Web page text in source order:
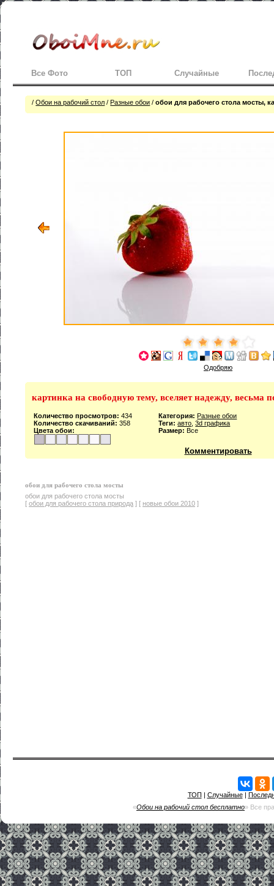
Все Фото ТОП Случайные
/Обои на рабочий стол / Разные обои /обои для рабочего стола мосты,
Одобряю
картинка на свободную тему, вселяет надежду, весьма
Количество просмотров: 434
Количество скачиваний: 358
Цвета обои:
Категория: Разные обои
Теги: авто ,3d графика
Размер: Все
Комментировать
обои для рабочего стола мосты
обои для рабочего стола мосты
[ обои для рабочего стола природа ] [ новые обои 2010 ]
ТОП | Случайные|
«Обои на рабочий стол бесплатно» Все